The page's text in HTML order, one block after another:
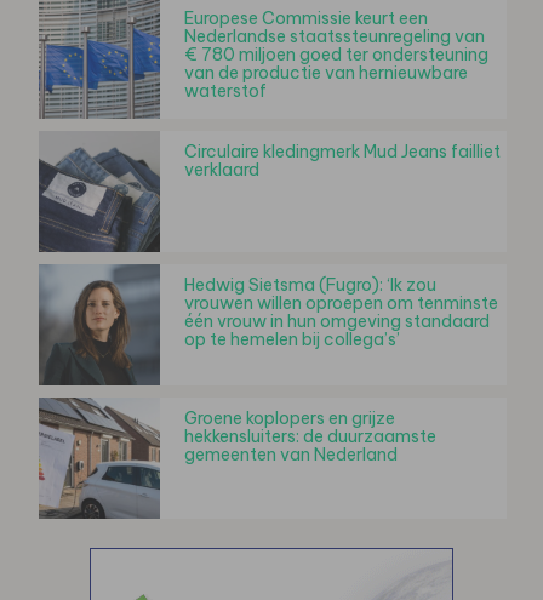
Europese Commissie keurt een
Nederlandse staatssteunregeling van
€ 780 miljoen goed ter ondersteuning
van de productie van hernieuwbare
waterstof
Circulaire kledingmerk Mud Jeans failliet
verklaard
Hedwig Sietsma (Fugro): ‘Ik zou
vrouwen willen oproepen om tenminste
één vrouw in hun omgeving standaard
op te hemelen bij collega’s’
Groene koplopers en grijze
hekkensluiters: de duurzaamste
gemeenten van Nederland